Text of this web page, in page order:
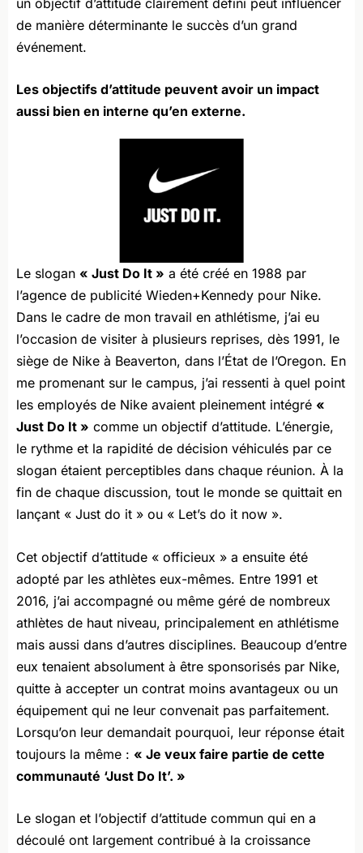
de manière déterminante le succès d’un grand
événement.
Les objectifs d’attitude peuvent avoir un impact
aussi bien en interne qu’en externe.
Le slogan « Just Do It » a été créé en 1988 par
l’agence de publicité Wieden+Kennedy pour Nike.
Dans le cadre de mon travail en athlétisme, j’ai eu
l’occasion de visiter à plusieurs reprises, dès 1991, le
siège de Nike à Beaverton, dans l’État de l’Oregon. En
me promenant sur le campus, j’ai ressenti à quel point
les employés de Nike avaient pleinement intégré «
Just Do It » comme un objectif d’attitude. L’énergie,
le rythme et la rapidité de décision véhiculés par ce
slogan étaient perceptibles dans chaque réunion. À la
fin de chaque discussion, tout le monde se quittait en
lançant « Just do it » ou « Let’s do it now ».
Cet objectif d’attitude « officieux » a ensuite été
adopté par les athlètes eux-mêmes. Entre 1991 et
2016, j’ai accompagné ou même géré de nombreux
athlètes de haut niveau, principalement en athlétisme
mais aussi dans d’autres disciplines. Beaucoup d’entre
eux tenaient absolument à être sponsorisés par Nike,
quitte à accepter un contrat moins avantageux ou un
équipement qui ne leur convenait pas parfaitement.
Lorsqu’on leur demandait pourquoi, leur réponse était
toujours la même : « Je veux faire partie de cette
communauté ‘Just Do It’. »
Le slogan et l’objectif d’attitude commun qui en a
découlé ont largement contribué à la croissance